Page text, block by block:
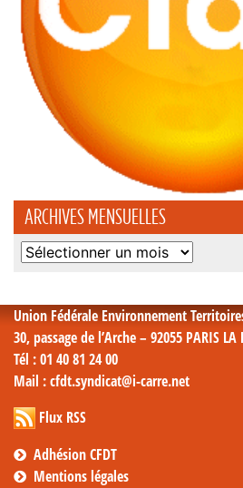
ARCHIVES MENSUELLES
Archives
Union Fédérale Environnement
30, passage de l’Arche – 92055 PARIS LA
Tél : 01 40 81 24 00
Mail : cfdt.syndicat@i-carre.net
Flux RSS
Adhésion CFDT
Mentions légales